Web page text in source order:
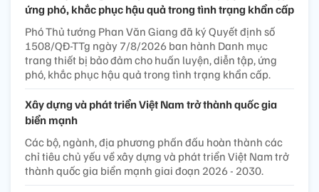
ứng phó, khắc phục hậu quả trong tình trạng khẩn cấp
Phó Thủ tướng Phan Văn Giang đã ký Quyết định số
1508/QĐ-TTg ngày 7/8/2026 ban hành Danh mục
trang thiết bị bảo đảm cho huấn luyện, diễn tập, ứng
phó, khắc phục hậu quả trong tình trạng khẩn cấp.
Xây dựng và phát triển Việt Nam trở thành quốc gia
biển mạnh
Các bộ, ngành, địa phương phấn đấu hoàn thành các
chỉ tiêu chủ yếu về xây dựng và phát triển Việt Nam trở
thành quốc gia biển mạnh giai đoạn 2026 - 2030.